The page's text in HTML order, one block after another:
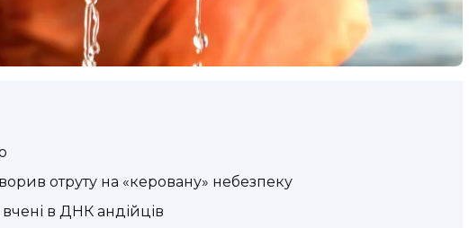
отруту на «керовану» небезпеку
в ДНК андійців